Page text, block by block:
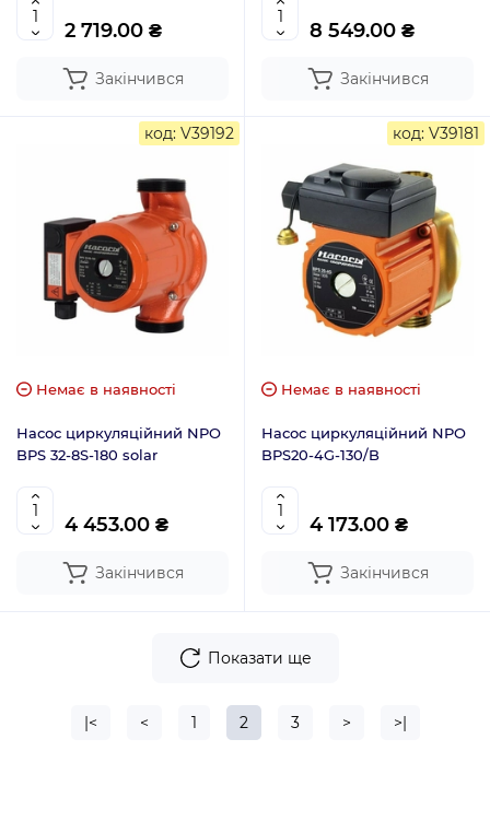
2 719.00 ₴
Закінчився
8 549.00 ₴
Закінчився
код: V39192
Немає в наявності
Насос циркуляційний NPO
BPS 32-8S-180 solar
4 453.00 ₴
Закінчився
код: V39181
Немає в наявності
Насос циркуляційний NPO
BPS20-4G-130/B
4 173.00 ₴
Закінчився
Показати ще
|< < 1 2 3 > >|